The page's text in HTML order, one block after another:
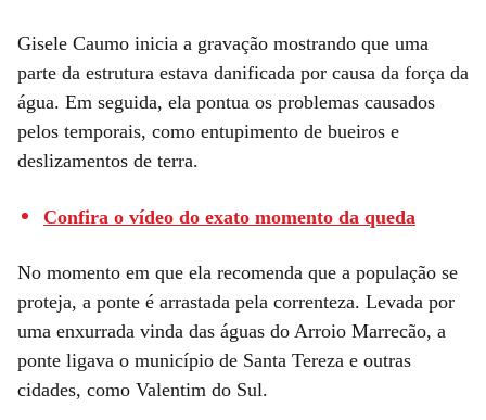
Gisele Caumo inicia a gravação mostrando que uma
parte da estrutura estava danificada por causa da força da
água. Em seguida, ela pontua os problemas causados
pelos temporais, como entupimento de bueiros e
deslizamentos de terra.
Confira o vídeo do exato momento da queda
No momento em que ela recomenda que a população se
proteja, a ponte é arrastada pela correnteza. Levada por
uma enxurrada vinda das águas do Arroio Marrecão, a
ponte ligava o município de Santa Tereza e outras
cidades, como Valentim do Sul.